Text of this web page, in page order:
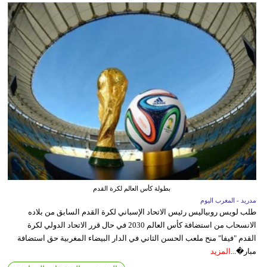
بطولة كأس العالم لكرة القدم
مدريد - المغرب اليوم
طلب لويس روبياليس رئيس الاتحاد الإسباني لكرة القدم السابق من بلاده
الانسحاب من استضافة كأس العالم 2030 في حال قرر الاتحاد الدولي لكرة
القدم "فيفا" منح ملعب الحسن الثاني في الدار البيضاء المغربية حق استضافة
مبار�... المزيد